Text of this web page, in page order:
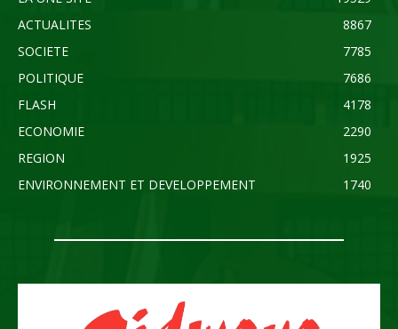
ACTUALITES
8867
SOCIETE
7785
POLITIQUE
7686
FLASH
4178
ECONOMIE
2290
REGION
1925
ENVIRONNEMENT ET DEVELOPPEMENT
1740